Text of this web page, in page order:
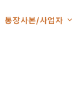
통장사본/사업자